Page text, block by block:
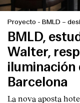
Proyecto - BMLD –
BMLD,
Walter,
iluminación
Barcelona
La nova aposta